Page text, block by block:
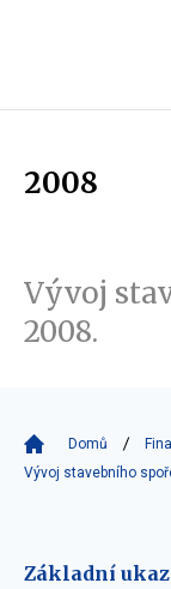
2008
Vývoj
2008.
Domů
Vývoj stavebního
Základní